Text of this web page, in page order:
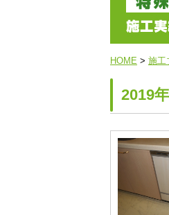
HOME > 施工
2019